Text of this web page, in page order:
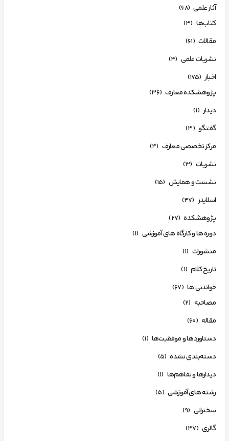
آثار علمی (68)
کتاب‌ها (3)
مقالات (61)
نشریات علمی (4)
اخبار (175)
پژوهشکده معارف (36)
دیدار (1)
گفتگو (3)
مرکز تخصصی معارف (4)
نشریات (3)
نشست و همایش (15)
اسلایدر (47)
پژوهشکده (27)
دوره ها و کارگاه های آموزشی (1)
منشورات (1)
تاریخ کلام (1)
خواندنی ها (67)
مصاحبه (2)
مقاله (60)
دستاوردها و موفقیت‌ها (1)
دسته‌بندی نشده (5)
دیدارها و تفاهم‌ها (1)
رشته های آموزشی (5)
سخنرانی (9)
گالری (37)